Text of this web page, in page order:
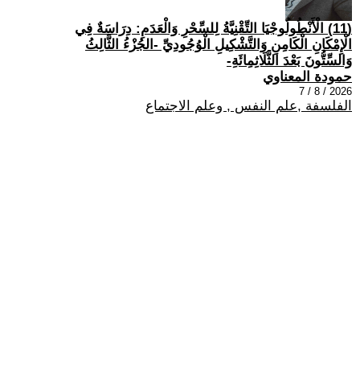
(11) الْأَنْطُولُوجْيَا التِّقْنِيَّةُ لِلسِّحْرِ وَالْعَدَمِ: دِرَاسَةٌ فِي
الْإِمْكَانِ الْكَامِنِ وَالتَّشْكِيلِ الْوُجُودِيِّ -الجُزْءُ الثَّالِثُ
وَالسِّتُّونَ بَعْدَ الثَّلَاثِمِائَةِ-
حمودة المعناوي
2026 / 8 / 7
الفلسفة ,علم النفس , وعلم الاجتماع